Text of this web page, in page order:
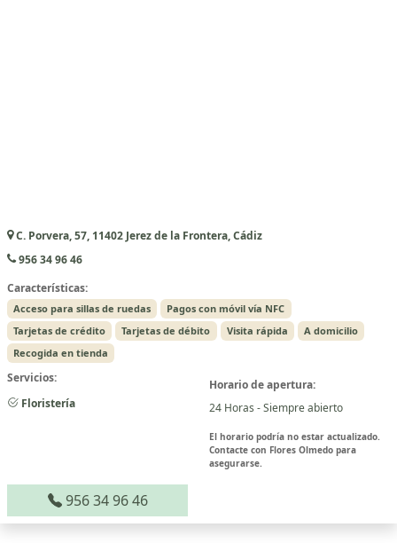
C. Porvera, 57, 11402 Jerez de la Frontera, Cádiz
956 34 96 46
Características:
Acceso para sillas de ruedas
Pagos con móvil vía NFC
Tarjetas de crédito
Tarjetas de débito Visita rápida
A domicilio
Recogida en tienda
Servicios:
Floristería
Horario de apertura:
24 Horas - Siempre abierto
El horario podría no estar actualizado.
Contacte con Flores Olmedo para
asegurarse.
956 34 96 46